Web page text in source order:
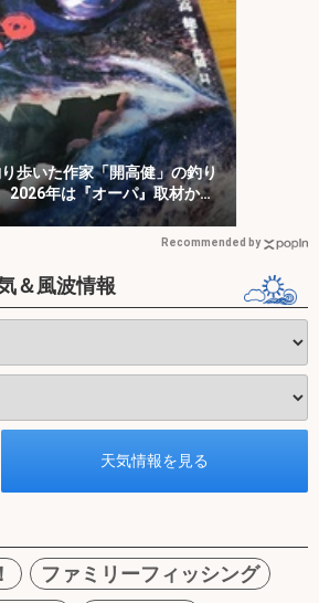
歩いた作家「開高健」の釣り
年は『オーパ』取材から
Recommended by
＆風波情報
ファミリーフィッシング